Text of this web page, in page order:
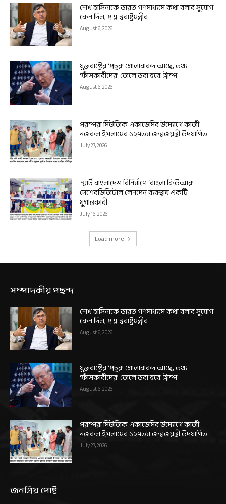
শেখ হাসিনাকে ভারত গণমাধ্যমে কথা বলার সুযোগ
কেন দিল, প্রশ্ন স্বরাষ্ট্রমন্ত্রীর
August 6, 2026
যুক্তরাষ্ট্রের ‘প্রচুর’ গোলাবারুদ আছে, তথ্য
‘ফাঁসকারীদের’ জেলে ভরা হবে: ট্রাম্প
August 6, 2026
পরম্পরা মিউজিক একাডেমির উদ্যোগে কাজী
নজরুল ইসলামের ১২৭তম জন্মজয়ন্তী উদযাপিত
July 27, 2026
স্মার্ট বাংলাদেশ বিনির্মাণে ‘বাংলা কিউআর’
দেশেরডিজিটাল লেনদেন ব্যবস্থায় একটি
যুগান্তকারী
July 16, 2026
Load more
সম্পাদকীয় পছন্দ
শেখ হাসিনাকে ভারত গণমাধ্যমে কথা বলার সুযোগ
কেন দিল, প্রশ্ন স্বরাষ্ট্রমন্ত্রীর
August 6, 2026
যুক্তরাষ্ট্রের ‘প্রচুর’ গোলাবারুদ আছে, তথ্য
‘ফাঁসকারীদের’ জেলে ভরা হবে: ট্রাম্প
August 6, 2026
পরম্পরা মিউজিক একাডেমির উদ্যোগে কাজী
নজরুল ইসলামের ১২৭তম জন্মজয়ন্তী উদযাপিত
July 27, 2026
জনপ্রিয় পোষ্ট